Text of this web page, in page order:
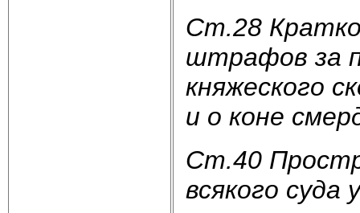
Ст.28
штрафов за
княжеского
и о коне
Ст.40
всякого